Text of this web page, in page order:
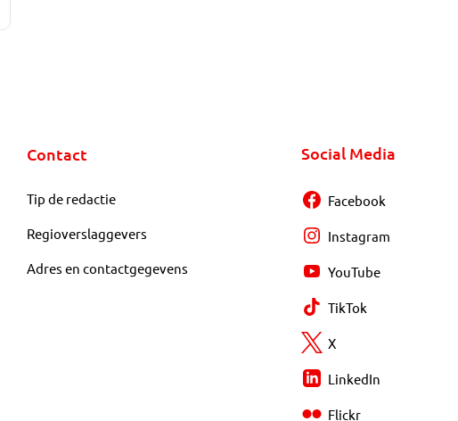
Contact
Tip de redactie
Regioverslaggevers
Adres en contactgegevens
Social Media
Facebook
Instagram
YouTube
TikTok
X
LinkedIn
Flickr